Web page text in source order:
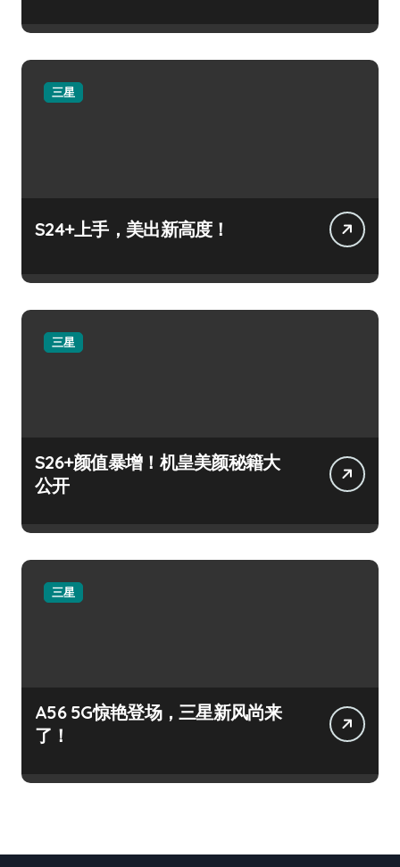
三星
S24+上手，美出新高度！
三星
S26+颜值暴增！机皇美颜秘籍大
公开
三星
A56 5G惊艳登场，三星新风尚来
了！